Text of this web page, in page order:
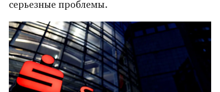
серьезные проблемы.